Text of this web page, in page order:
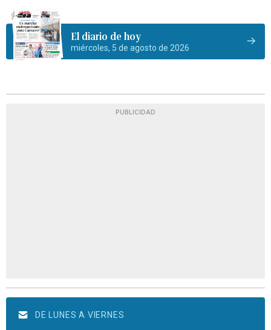
El diario de hoy
miércoles, 5 de agosto de 2026
PUBLICIDAD
DE LUNES A VIERNES